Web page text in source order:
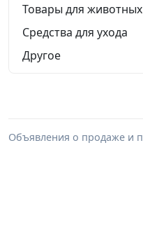
Товары для животных
Средства для ухода
Другое
Объявления о продаже и